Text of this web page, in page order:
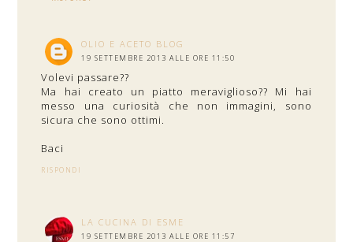
OLIO E ACETO BLOG
19 SETTEMBRE 2013 ALLE ORE 11:50
Volevi passare??
Ma hai creato un piatto meraviglioso?? Mi hai
messo una curiosità che non immagini, sono
sicura che sono ottimi.
Baci
RISPONDI
LA CUCINA DI ESME
19 SETTEMBRE 2013 ALLE ORE 11:57